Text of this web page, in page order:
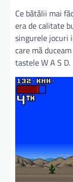
Ce bătălii mai
era de calitate
singurele jocuri
care mă
tastele W A S D.